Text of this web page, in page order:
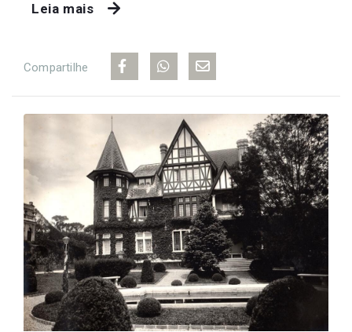
Leia mais
Compartilhe